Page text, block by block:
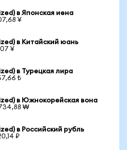
в Японская иена
¥
в Китайский юань
¥
в Турецкая лира
₺
в Южнокорейская вона
₩
в Российский рубль
₽